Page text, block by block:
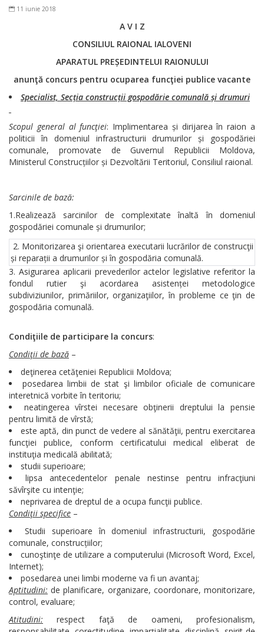
11 iunie 2018
A V I Z
CONSILIUL RAIONAL IALOVENI
APARATUL PREȘEDINTELUI RAIONULUI
anunţă concurs pentru ocuparea funcţiei publice vacante
Specialist, Secția construcții gospodărie comunală și drumuri
Scopul general al funcţiei: Implimentarea și dirijarea în raion a
politicii în domeniul infrastructurii drumurilor și gospodăriei
comunale, promovate de Guvernul Republicii Moldova,
Ministerul Construcțiilor și Dezvoltării Teritoriul, Consiliul raional.
Sarcinile de bază:
1.Realizează sarcinilor de complexitate înaltă în domeniul
gospodăriei comunale și drumurilor;
2. Monitorizarea şi orientarea executarii lucrărilor de construcţii
și reparații a drumurilor și în gospodăria comunală.
Asigurarea aplicarii prevederilor actelor legislative referitor la
fondul rutier şi acordarea asistenței metodologice
subdiviziunilor, primăriilor, organizaţiilor, în probleme ce ţin de
gospodăria comunală.
Condiţiile de participare la concurs:
Condiţii de bază –
deţinerea cetăţeniei Republicii Moldova;
posedarea limbii de stat şi limbilor oficiale de comunicare
interetnică vorbite în teritoriu;
neatingerea vîrstei necesare obţinerii dreptului la pensie
pentru limită de vîrstă;
este aptă, din punct de vedere al sănătăţii, pentru exercitarea
funcţiei publice, conform certificatului medical eliberat de
instituţia medicală abilitată;
studii superioare;
lipsa antecedentelor penale nestinse pentru infracţiuni
săvîrşite cu intenţie;
neprivarea de dreptul de a ocupa funcţii publice.
Condiţii specifice –
Studii superioare în domeniul infrastructurii, gospodărie
comunale, construcțiilor;
cunoştinţe de utilizare a computerului (Microsoft Word, Excel,
Internet);
posedarea unei limbi moderne va fi un avantaj;
Aptitudini: de planificare, organizare, coordonare, monitorizare,
control, evaluare;
Atitudini: respect faţă de oameni, profesionalism,